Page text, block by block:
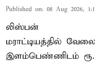
Published on: 08 Aug 2026,
லிஸ்பன்
மராட்டியத்தில்
இளம்பெண்ணிடம்